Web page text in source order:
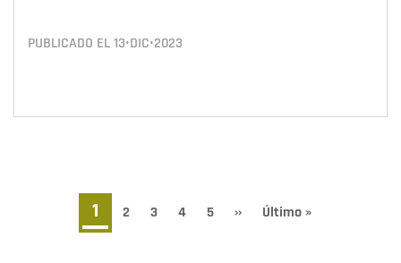
PUBLICADO EL13•DIC•2023
Paginación
Página
actual
1 Page
2 Page
3 Page
4 Page
5
Siguiente
››
Última
Último »